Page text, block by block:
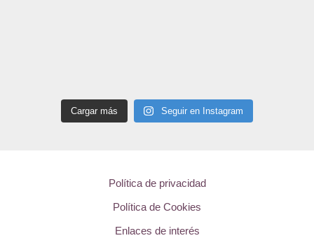
Cargar más Seguir en Instagram
Política de privacidad
Política de Cookies
Enlaces de interés